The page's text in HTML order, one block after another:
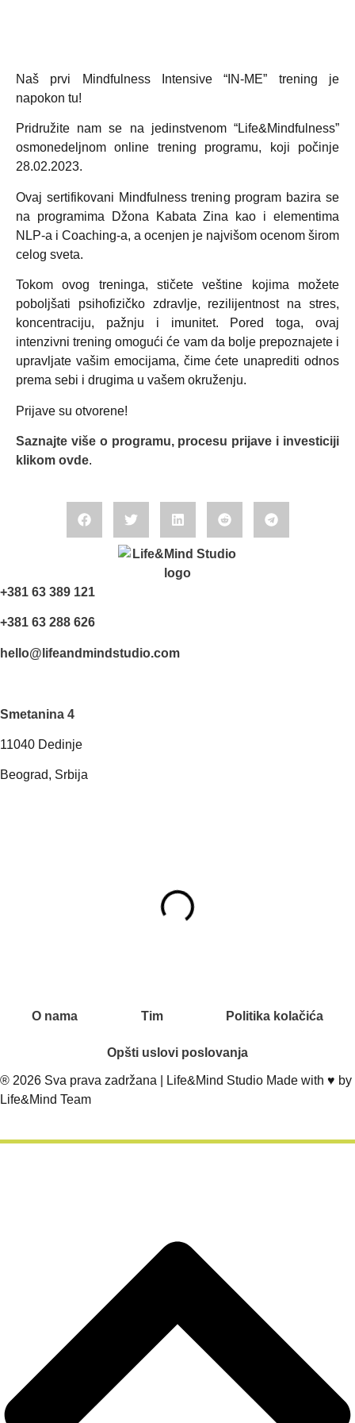
Naš prvi Mindfulness Intensive “IN-ME” trening je
napokon tu!
Pridružite nam se na jedinstvenom “Life&Mindfulness”
osmonedeljnom online trening programu, koji počinje
28.02.2023.
Ovaj sertifikovani Mindfulness trening program bazira se
na programima Džona Kabata Zina kao i elementima
NLP-a i Coaching-a, a ocenjen je najvišom ocenom širom
celog sveta.
Tokom ovog treninga, stičete veštine kojima možete
poboljšati psihofizičko zdravlje, rezilijentnost na stres,
koncentraciju, pažnju i imunitet. Pored toga, ovaj
intenzivni trening omogući će vam da bolje prepoznajete i
upravljate vašim emocijama, čime ćete unaprediti odnos
prema sebi i drugima u vašem okruženju.
Prijave su otvorene!
Saznajte više o programu, procesu prijave i investiciji
klikom ovde.
+381 63 389 121
+381 63 288 626
hello@lifeandmindstudio.com
Smetanina 4
11040 Dedinje
Beograd, Srbija
O nama Tim Politika kolačića
Opšti uslovi poslovanja
® 2026 Sva prava zadržana | Life&Mind Studio Made with ♥️ by
Life&Mind Team